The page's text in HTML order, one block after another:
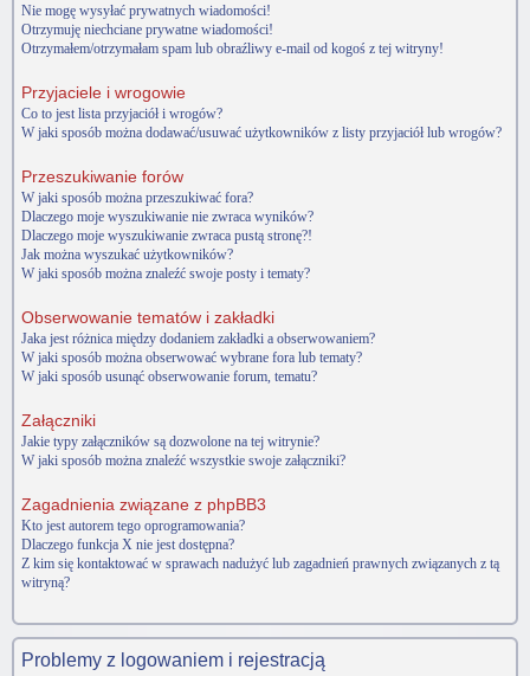
Nie mogę wysyłać prywatnych wiadomości!
Otrzymuję niechciane prywatne wiadomości!
Otrzymałem/otrzymałam spam lub obraźliwy e-mail od kogoś z tej witryny!
Przyjaciele i wrogowie
Co to jest lista przyjaciół i wrogów?
W jaki sposób można dodawać/usuwać użytkowników z listy przyjaciół lub wrogów?
Przeszukiwanie forów
W jaki sposób można przeszukiwać fora?
Dlaczego moje wyszukiwanie nie zwraca wyników?
Dlaczego moje wyszukiwanie zwraca pustą stronę?!
Jak można wyszukać użytkowników?
W jaki sposób można znaleźć swoje posty i tematy?
Obserwowanie tematów i zakładki
Jaka jest różnica między dodaniem zakładki a obserwowaniem?
W jaki sposób można obserwować wybrane fora lub tematy?
W jaki sposób usunąć obserwowanie forum, tematu?
Załączniki
Jakie typy załączników są dozwolone na tej witrynie?
W jaki sposób można znaleźć wszystkie swoje załączniki?
Zagadnienia związane z phpBB3
Kto jest autorem tego oprogramowania?
Dlaczego funkcja X nie jest dostępna?
Z kim się kontaktować w sprawach nadużyć lub zagadnień prawnych związanych z tą
witryną?
Problemy z logowaniem i rejestracją